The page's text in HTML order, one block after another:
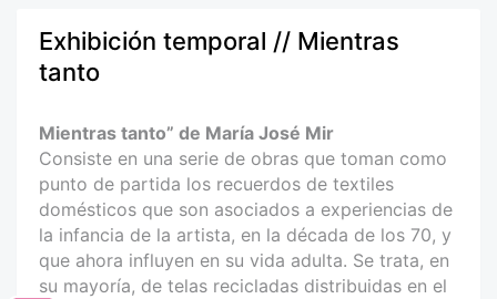
Exhibición temporal // Mientras
tanto
Mientras tanto” de María José Mir
Consiste en una serie de obras que toman como
punto de partida los recuerdos de textiles
domésticos que son asociados a experiencias de
la infancia de la artista, en la década de los 70, y
que ahora influyen en su vida adulta. Se trata, en
su mayoría, de telas recicladas distribuidas en el